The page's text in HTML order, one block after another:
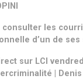
les
d’un de ses
sur LCI
| Denis